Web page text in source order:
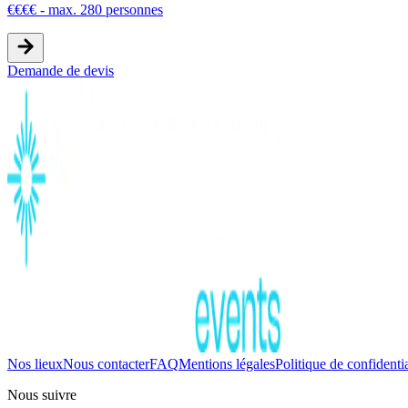
€€€€ - max. 280 personnes
Demande de devis
Nos lieuxNous contacterFAQMentions légalesPolitique de
Nous suivre